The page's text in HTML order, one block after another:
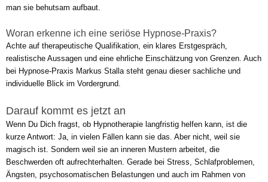
man sie behutsam aufbaut.
Woran erkenne ich eine seriöse Hypnose-Praxis?
Achte auf therapeutische Qualifikation, ein klares Erstgespräch,
realistische Aussagen und eine ehrliche Einschätzung von Grenzen. Auch
bei Hypnose-Praxis Markus Stalla steht genau dieser sachliche und
individuelle Blick im Vordergrund.
Darauf kommt es jetzt an
Wenn Du Dich fragst, ob Hypnotherapie langfristig helfen kann, ist die
kurze Antwort: Ja, in vielen Fällen kann sie das. Aber nicht, weil sie
magisch ist. Sondern weil sie an inneren Mustern arbeitet, die
Beschwerden oft aufrechterhalten. Gerade bei Stress, Schlafproblemen,
Ängsten, psychosomatischen Belastungen und auch im Rahmen von